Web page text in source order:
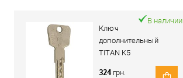
Ключ
дополнительный
TITAN K5
В наличии
324 грн.